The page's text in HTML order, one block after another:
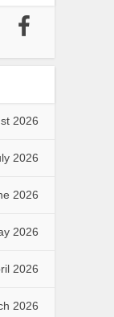
2026
2026
2026
2026
2026
2026